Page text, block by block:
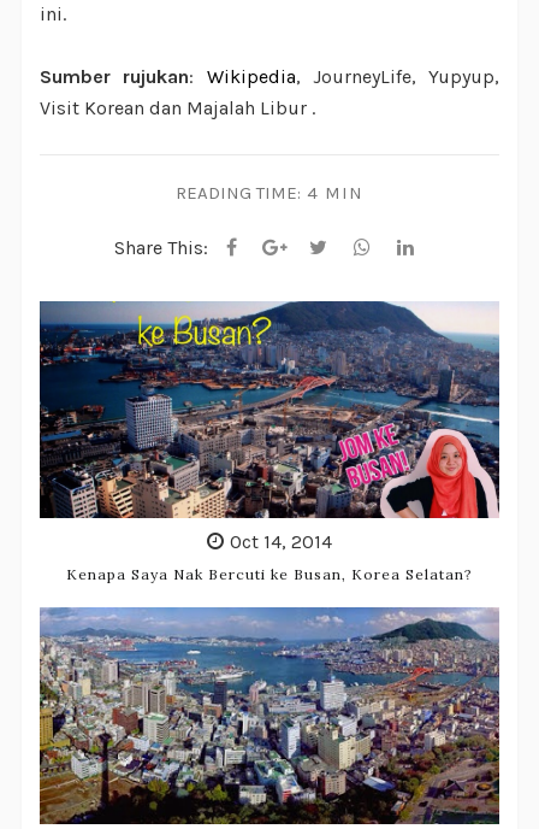
ini.
Sumber rujukan: Wikipedia, JourneyLife, Yupyup,
Visit Korean dan Majalah Libur .
READING TIME: 4 MIN
Share This:
Oct 14, 2014
Kenapa Saya Nak Bercuti ke Busan, Korea Selatan?